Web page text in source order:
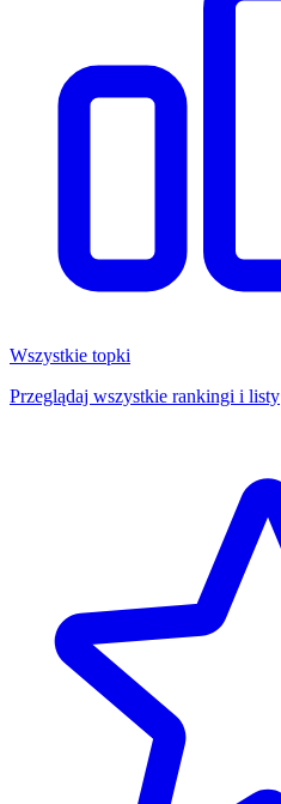
Wszystkie topki
Przeglądaj wszystkie rankingi i listy